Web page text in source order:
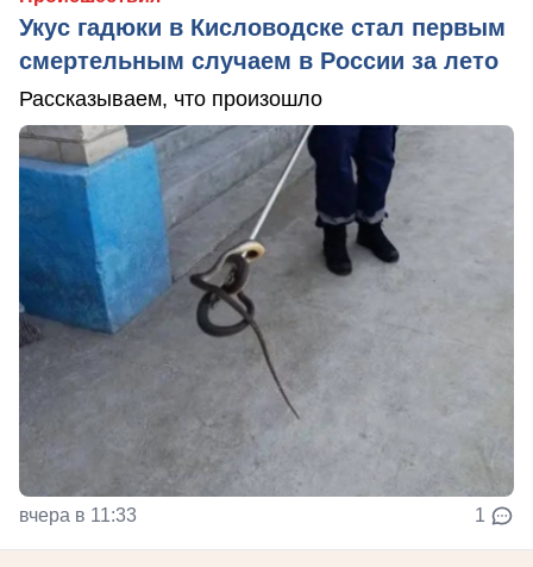
Укус гадюки в Кисловодске стал первым
смертельным случаем в России за лето
Рассказываем, что произошло
вчера в 11:33 1